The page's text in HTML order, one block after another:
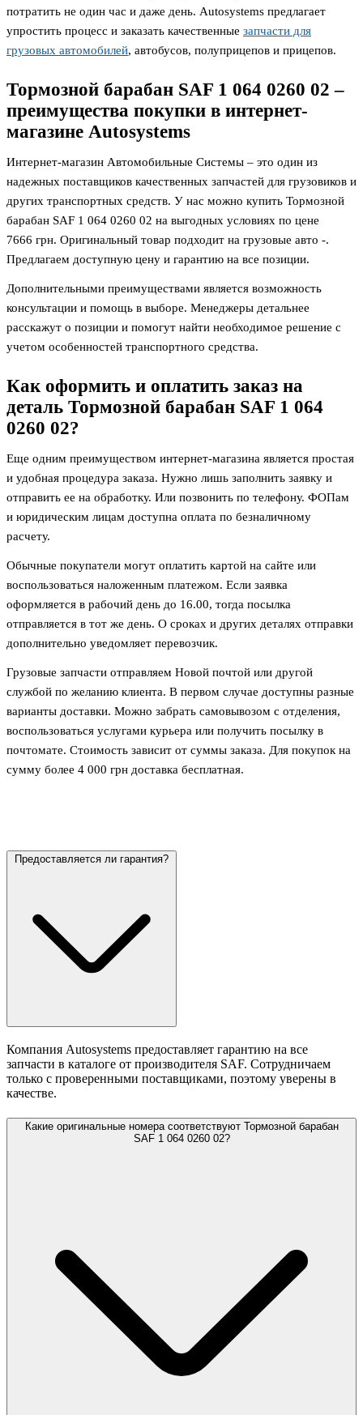
потратить не один час и даже день. Autosystems предлагает
упростить процесс и заказать качественные запчасти для
грузовых автомобилей, автобусов, полуприцепов и прицепов.
Тормозной барабан SAF 1 064 0260 02 –
преимущества покупки в интернет-
магазине Autosystems
Интернет-магазин Автомобильные Системы – это один из
надежных поставщиков качественных запчастей для грузовиков и
других транспортных средств. У нас можно купить Тормозной
барабан SAF 1 064 0260 02 на выгодных условиях по цене
7666 грн. Оригинальный товар подходит на грузовые авто -.
Предлагаем доступную цену и гарантию на все позиции.
Дополнительными преимуществами является возможность
консультации и помощь в выборе. Менеджеры детальнее
расскажут о позиции и помогут найти необходимое решение с
учетом особенностей транспортного средства.
Как оформить и оплатить заказ на
деталь Тормозной барабан SAF 1 064
0260 02?
Еще одним преимуществом интернет-магазина является простая
и удобная процедура заказа. Нужно лишь заполнить заявку и
отправить ее на обработку. Или позвонить по телефону. ФОПам
и юридическим лицам доступна оплата по безналичному
расчету.
Обычные покупатели могут оплатить картой на сайте или
воспользоваться наложенным платежом. Если заявка
оформляется в рабочий день до 16.00, тогда посылка
отправляется в тот же день. О сроках и других деталях отправки
дополнительно уведомляет перевозчик.
Грузовые запчасти отправляем Новой почтой или другой
службой по желанию клиента. В первом случае доступны разные
варианты доставки. Можно забрать самовывозом с отделения,
воспользоваться услугами курьера или получить посылку в
почтомате. Стоимость зависит от суммы заказа. Для покупок на
сумму более 4 000 грн доставка бесплатная.
Предоставляется ли гарантия?
Компания Autosystems предоставляет гарантию на все
запчасти в каталоге от производителя SAF. Сотрудничаем
только с проверенными поставщиками, поэтому уверены в
качестве.
Какие оригинальные номера соответствуют Тормозной барабан
SAF 1 064 0260 02?